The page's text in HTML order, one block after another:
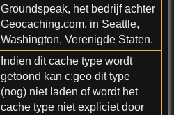
Groundspeak, het bedrijf achter
Geocaching.com, in Seattle,
Washington, Verenigde Staten.
Indien dit cache type wordt
getoond kan c:geo dit type
(nog) niet laden of wordt het
cache type niet expliciet door